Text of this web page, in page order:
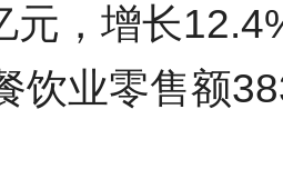
元，增长
饮业零售额